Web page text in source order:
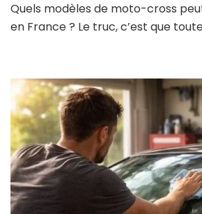
Quels modèles de moto-cross
en France ? Le truc, c’est que